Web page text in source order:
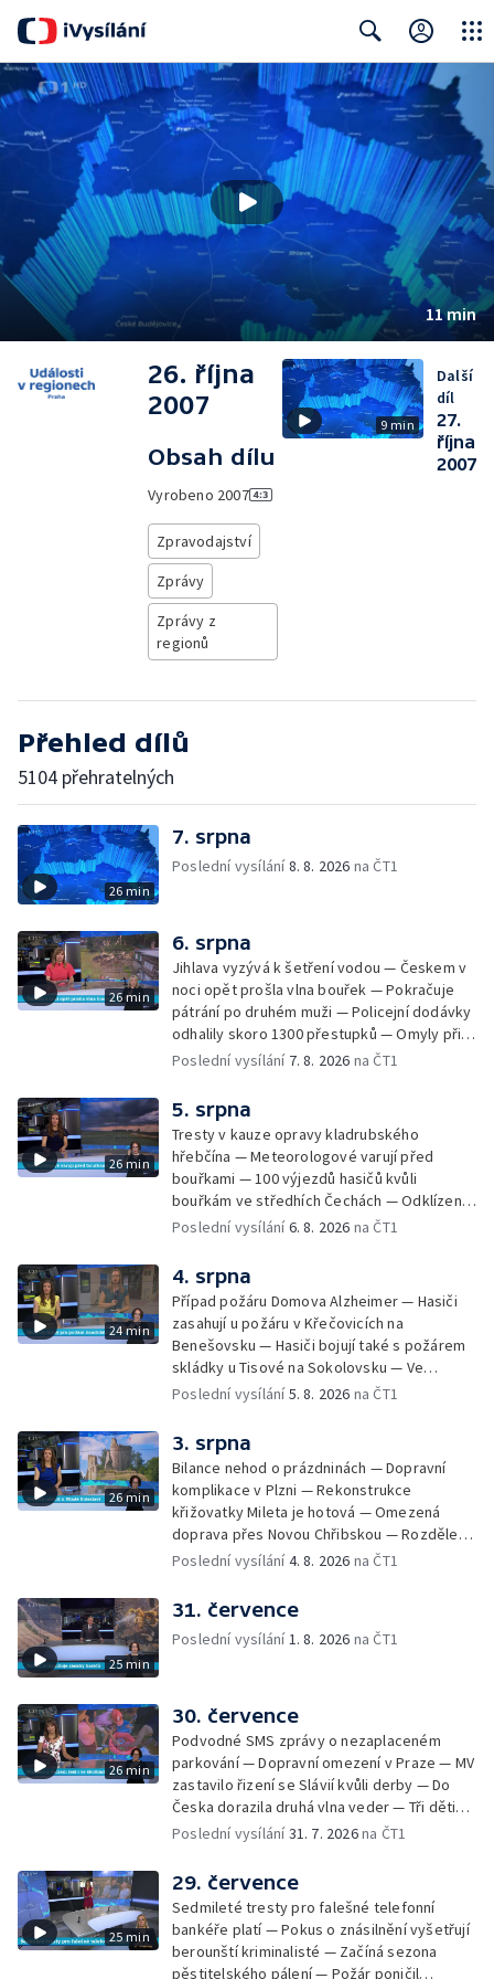
Search Close
11 min
26. října
2007
Obsah dílu
Vyrobeno 2007
Zpravodajství
Zprávy
Zprávy z
regionů
9 min
Další
díl
27.
října
2007
Přehled dílů
5104 přehratelných
26 min
7. srpna
Poslední vysílání8. 8. 2026 na ČT1
26 min
6. srpna
Jihlava vyzývá k šetření vodou — Českem v
noci opět prošla vlna bouřek — Pokračuje
pátrání po druhém muži — Policejní dodávky
odhalily skoro 1300 přestupků — Omyly při
nouzovém volání o pomoc — Hradec Králové
rekord v hromadném seskoku parašutistů —
Chovné rybníky na Českolipsku pustoší
vydry — Instalace nové sochy v Mariánských
Lázních — Sedmiletý trest za dotační
podvod s projektem Technologického parku
v Písku — Dětský tábor na Brutal Assault —
Turistická trasa Svatojánské proudy zůstává
— Cestování za pozorováním noční oblohy
Poslední vysílání 7. 8. 2026 na ČT1
26 min
5. srpna
Tresty v kauze opravy kladrubského
hřebčína — Meteorologové varují před
bouřkami — 100 výjezdů hasičů kvůli
bouřkám ve středhích Čechách — Odklízení
škod po bouřkách — Hasiči likvidovali
Václavském náměstí — Necelý kilometr řeky
Otavy u šumavského Annína je téměř bez
vody — Pátrání po dvou mužích na jezeře
Most — Tábor pro děti odsouzených — Tábor
pomáhá dětem orientovat se na trhu práce
— Začal festival Brutal Assault — Cyklysta
spadl v Karlvoych Varech do řeky —
pastí na hmyz se chytají ptáci
Poslední vysílání6. 8. 2026 na ČT1
24 min
4. srpna
Případ požáru Domova Alzheimer — Hasiči
zasahují u požáru v Křečovicích na
Benešovsku — Hasiči bojují také s požárem
skládky u Tisové na Sokolovsku — Ve
Strážnici na Hodonínsku padl další teplotní
zřítil strop — Požár lesa u šumavských
Nezdic — Modernizace úseku dálnice D8 —
Ocenění pro řidiče za záchranu ženy —
Skončily lhůty pro podání volebních listin —
Tři případy utonutí na jihu Čech — Na řece
Orlici nelze plout kvůli demolici mostu —
Čištění Karlova mostu — Porušování pravidel
borůvek na Šumavě — Revitalizovaný rybník
bez vody — Ruční výroba mozaiky pro
liberecký bazén
Poslední vysílání5. 8. 2026 na ČT1
26 min
3. srpna
Bilance nehod o prázdninách — Dopravní
komplikace v Plzni — Rekonstrukce
křižovatky Mileta je hotová — Omezená
doprava přes Novou Chřibskou — Rozdělení
peněz ušetřených za rekultivace — Světový
Příbramsku hořel les — Na Novoborsku
dopadli žháře — Česko se potýký s
nedostatkem vody — Ochrana organismu
Nelegání hřbitov domácích mazlíčků — Státní
zastupitelství zrušilo trestní stíhání ženy z
Teplicka, kterou policie dříve obvinila z
týrání koček — Péče o seniory jako brigáda
— Po pádu stromů prověří alej odborníci —
Tradiční neckyáda v Želivi na Pelhřimovsku —
Festival Hrady CZ poprvé na Hluboké
Poslední vysílání4. 8. 2026 na ČT1
25 min
31. července
Poslední vysílání1. 8. 2026 na ČT1
26 min
30. července
Podvodné SMS zprávy o nezaplaceném
parkování — Dopravní omezení v Praze — MV
zastavilo řizení se Slávií kvůli derby — Do
Česka dorazila druhá vlna veder — Tři děti
zůstali v rozpáleném autě — Problém s
mraženými potravinami v horku — Slavnostní
vyřazení absolventů Univerzity obrany —
Zájem o obytné vozy roste — Praha má
novou servisní loď — Vidická samoobslužná
prodejna si na provoz vydělá — U jezera
Poslední vysílání31. 7. 2026na ČT1
25 min
29. července
Sedmileté tresty pro falešné telefonní
bankéře platí — Pokus o znásilnění vyšetřují
berounští kriminalisté — Začíná sezona
pěstitelského pálení — Požár poničil